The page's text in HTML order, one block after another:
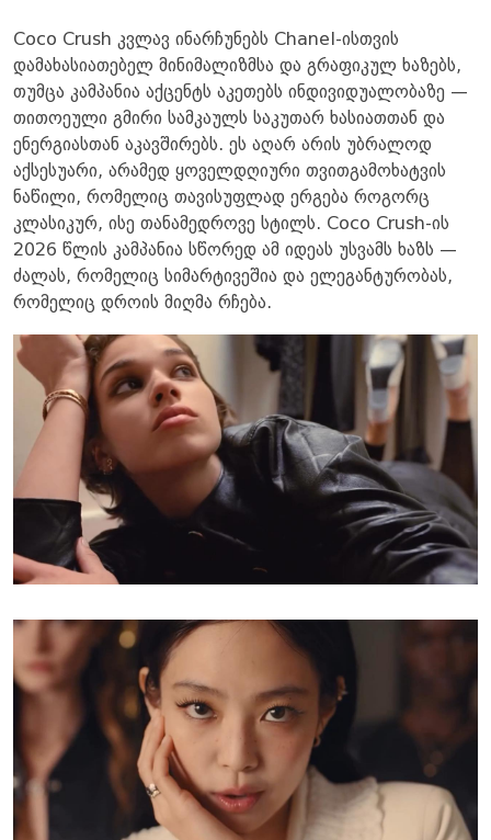
Coco Crush კვლავ ინარჩუნებს Chanel-ისთვის
დამახასიათებელ მინიმალიზმსა და გრაფიკულ ხაზებს,
თუმცა კამპანია აქცენტს აკეთებს ინდივიდუალობაზე —
თითოეული გმირი სამკაულს საკუთარ ხასიათთან და
ენერგიასთან აკავშირებს. ეს აღარ არის უბრალოდ
აქსესუარი, არამედ ყოველდღიური თვითგამოხატვის
ნაწილი, რომელიც თავისუფლად ერგება როგორც
კლასიკურ, ისე თანამედროვე სტილს. Coco Crush-ის
2026 წლის კამპანია სწორედ ამ იდეას უსვამს ხაზს —
ძალას, რომელიც სიმარტივეშია და ელეგანტურობას,
რომელიც დროის მიღმა რჩება.